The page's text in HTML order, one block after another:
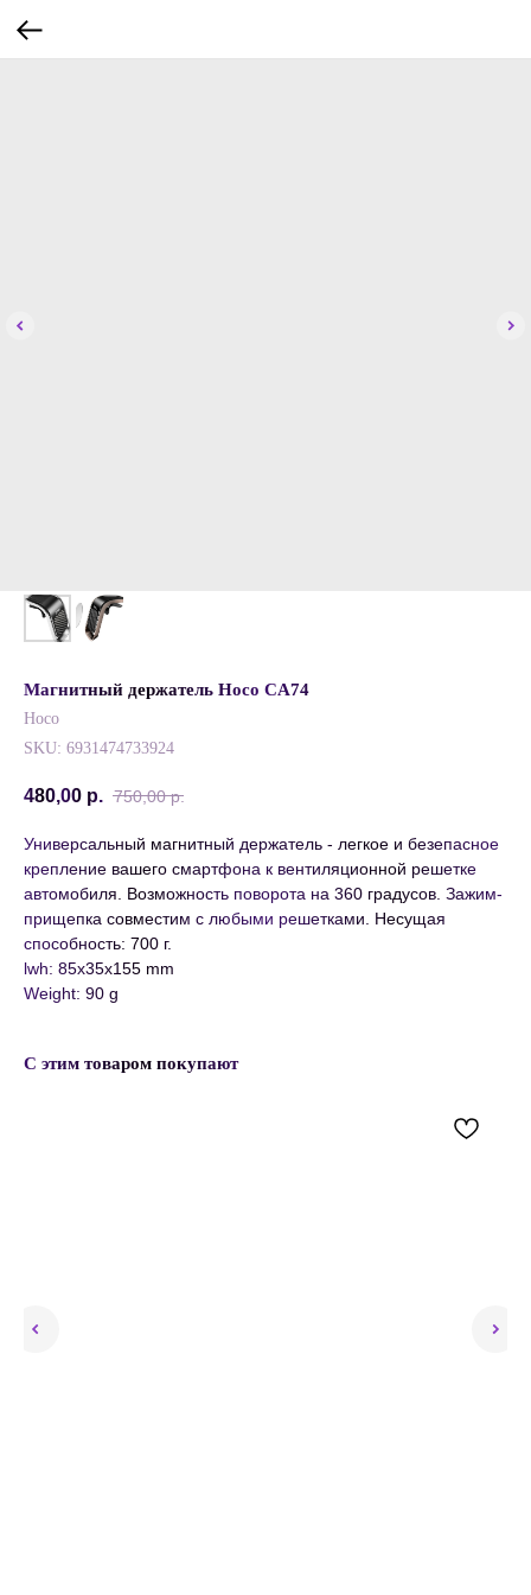
Магнитный держатель Hoco CA74
Hoco
SKU: 6931474733924
480,00 р. 750,00 р.
Универсальный магнитный держатель - легкое и безепасное
крепление вашего смартфона к вентиляционной решетке
автомобиля. Возможность поворота на 360 градусов. Зажим-
прищепка совместим с любыми решетками. Несущая
способность: 700 г.
lwh: 85x35x155 mm
Weight: 90 g
С этим товаром покупают